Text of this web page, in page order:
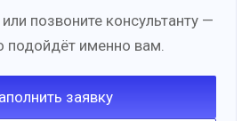
позвоните консультанту —
подойдёт именно вам.
заявку